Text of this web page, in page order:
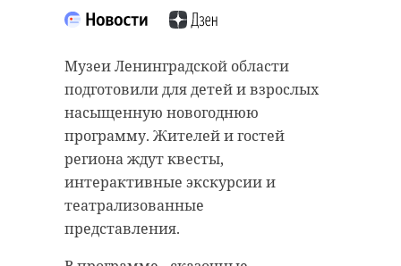
Музеи Ленинградской области
подготовили для детей и взрослых
насыщенную новогоднюю
программу. Жителей и гостей
региона ждут квесты,
интерактивные экскурсии и
театрализованные
представления.
Фото: Администрация
Ленинградской области